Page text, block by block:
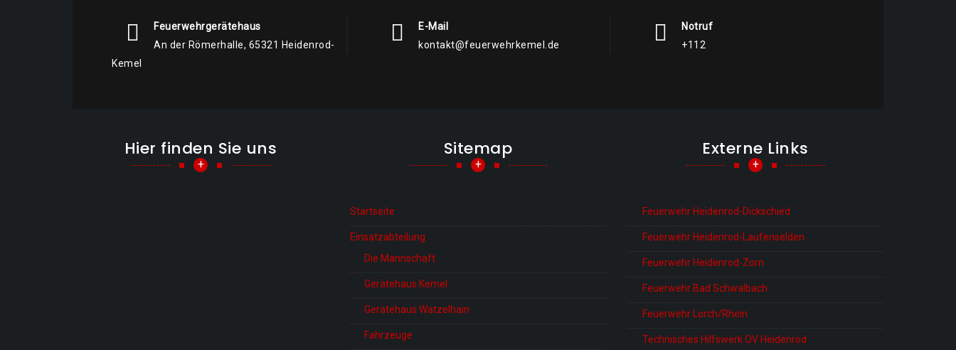
Feuerwehrgerätehaus
An der Römerhalle, 65321 Heidenrod-
Kemel
E-Mail
kontakt@feuerwehrkemel.de
Notruf
+112
Hier finden Sie uns
+
Sitemap
+
Startseite
Einsatzabteilung
Die Mannschaft
Gerätehaus Kemel
Gerätehaus Watzelhain
Fahrzeuge
Externe Links
+
Feuerwehr Heidenrod-Dickschied
Feuerwehr Heidenrod-Laufenselden
Feuerwehr Heidenrod-Zorn
Feuerwehr Bad Schwalbach
Feuerwehr Lorch/Rhein
Technisches Hilfswerk OV Heidenrod